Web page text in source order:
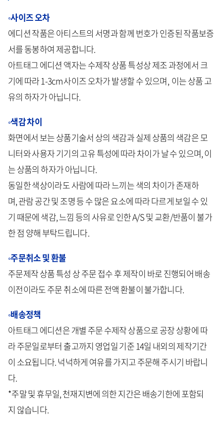
◦사이즈 오차
에디션 작품은 아티스트의 서명과 함께 번호가 인증된 작품보증
서를 동봉하여 제공합니다.
아트태그 에디션 액자는 수제작 상품 특성상 제조과정에서 크
기에 따라 1-3cm사이즈오차가발생할수있으며, 이는상품고
유의 하자가아닙니다.
◦색감 차이
화면에서 보는 상품기술서 상의 색감과 실제 상품의 색감은 모
니터와 사용자 기기의 고유 특성에 따라 차이가 날 수 있으며, 이
는 상품의 하자가 아닙니다.
동일한 색상이라도 사람에 따라 느끼는 색의 차이가 존재하
며, 관람 공간 및 조명 등 수 많은 요소에 따라 다르게 보일 수 있
기 때문에 색감, 느낌 등의 사유로 인한 A/S 및 교환/반품이 불가
한 점 양해 부탁드립니다.
◦주문취소 및 환불
주문제작 상품 특성 상 주문 접수 후 제작이 바로 진행되어 배송
이전이라도 주문 취소에 따른 전액 환불이 불가합니다.
◦배송정책
아트태그 에디션은 개별 주문 수제작 상품으로 공장 상황에 따
라 주문일로부터 출고까지 영업일 기준 14일 내외의 제작기간
이 소요됩니다. 넉넉하게 여유를 가지고 주문해 주시기 바랍니
다.
*주말 및 휴무일, 천재지변에 의한 지간은 배송기한에 포함되
지 않습니다.